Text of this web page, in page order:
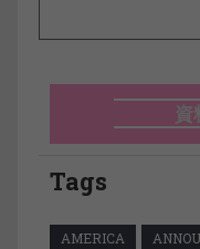
資
Tags
AMERICA